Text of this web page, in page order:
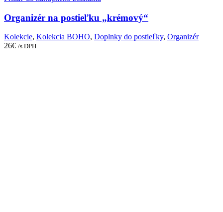
Organizér na postieľku „krémový“
Kolekcie, Kolekcia BOHO, Doplnky do postieľky, Organizér
26€ /s DPH